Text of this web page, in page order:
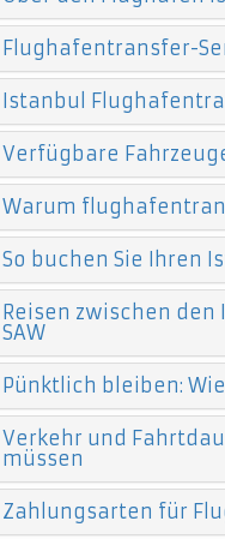
Flughafentransfer-
Istanbul
Verfügbare
Warum
So buchen Sie Ihren
Reisen zwischen
SAW
Pünktlich bleiben:
Verkehr und
müssen
Zahlungsarten für